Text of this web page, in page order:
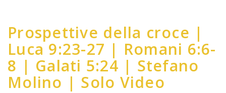
Prospettive della croce |
Luca 9:23-27 | Romani 6:6-
8 | Galati 5:24 | Stefano
Molino | Solo Video